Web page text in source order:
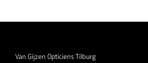
Van Gijzen Opticiens Tilburg